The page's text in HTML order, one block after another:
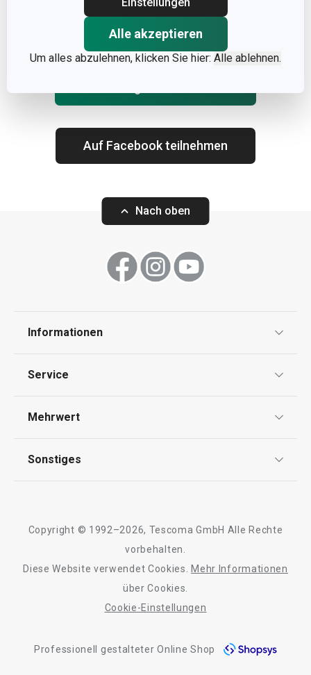
Alle akzeptieren
Um alles abzulehnen, klicken Sie hier: Alle ablehnen.
Auf Facebook teilnehmen
Nach oben
Informationen
Impressum
Service
Kontaktformular
Mehrwert
Qualität
Sonstiges
Barrierefreiheit
Copyright © 1992–2026, Tescoma GmbH Alle Rechte
vorbehalten.
Diese Website verwendet Cookies.
Mehr Informationen
über Cookies.
Cookie-Einstellungen
Professionell gestalteter Online Shop